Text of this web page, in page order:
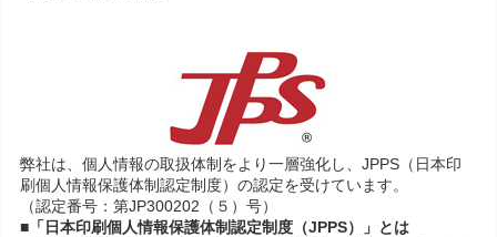
弊社は、個人情報の取扱体制をより一層強化し、JPPS（日本印
刷個人情報保護体制認定制度）の認定を受けています。
（認定番号：第JP300202（５）号）
■「日本印刷個人情報保護体制認定制度（JPPS）」とは